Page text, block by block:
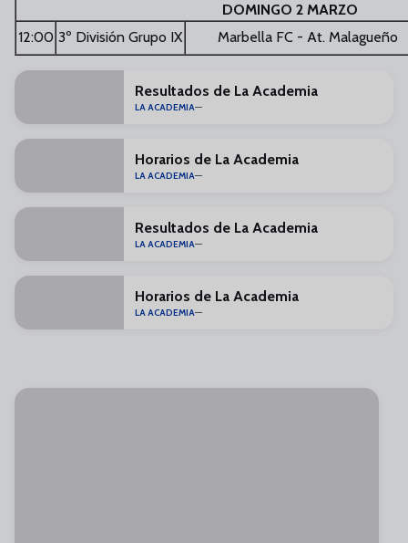
DOMINGO 2 MARZO
12:00 3º División Grupo IX Marbella FC - At. Malagueño
Resultados de La Academia
LA ACADEMIA
Horarios de La Academia
LA ACADEMIA
Resultados de La Academia
LA ACADEMIA
Horarios de La Academia
LA ACADEMIA